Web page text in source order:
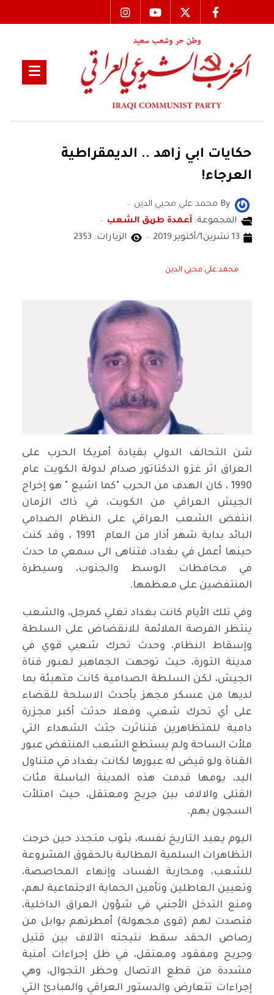
حكايات ابي زاهد .. الديمقراطية
العرجاء!
By محمد علي محيي الدين
المجموعة: آعمدة طریق الشعب
13 تشرين1/أكتوير 2019
الزيارات: 2353
محمد علي محيي الدين
شن التحالف الدولي بقيادة أمريكا الحرب على
العراق اثر غزو الدكتاتور صدام لدولة الكويت عام
1990 ، كان الهدف من الحرب "كما اشيع " هو إخراج
الجيش العراقي من الكويت، في ذاك الزمان
انتفض الشعب العراقي على النظام الصدامي
البائد بداية شهر أذار من العام 1991 ، وقد كنت
حينها أعمل في بغداد، فتناهى الى سمعي ما حدث
في محافظات الوسط والجنوب، وسيطرة
المنتفضين على معظمها.
وفي تلك الأيام كانت بغداد تغلي كمرجل، والشعب
ينتظر الفرصة الملائمة للانقضاض على السلطة
وإسقاط النظام، وحدث تحرك شعبي قوي في
مدينة الثورة، حيث توجهت الجماهير لعبور قناة
الجيش، لكن السلطة الصدامية كانت متهيئة بما
لديها من عسكر مجهز بأحدث الاسلحة للقضاء
على أي تحرك شعبي، وفعلا حدثت أكبر مجزرة
دامية للمتظاهرين فتناثرت جثث الشهداء التي
ملأت الساحة ولم يستطع الشعب المنتفض عبور
القناة ولو قيض له عبورها لكانت بغداد في متناول
اليد، يومها قدمت هذه المدينة الباسلة مئات
القتلى والالاف بين جريح ومعتقل، حيث امتلأت
السجون بهم.
اليوم يعيد التاريخ نفسه، بثوب متجدد حين خرجت
التظاهرات السلمية المطالبة بالحقوق المشروعة
للشعب، ومحاربة الفساد، وإنهاء المحاصصة،
وتعيين العاطلين وتأمين الحماية الاجتماعية لهم،
ومنع التدخل الأجنبي في شؤون العراق الداخلية،
فتصدت لهم (قوى مجهولة) أمطرتهم بوابل من
رصاص الحقد سقط نتيجته الآلاف بين قتيل
وجريح ومفقود ومعتقل، في ظل إجراءات أمنية
مشددة من قطع الاتصال وحظر التجوال، وهي
إجراءات تتعارض والدستور العراقي والمبادئ التي